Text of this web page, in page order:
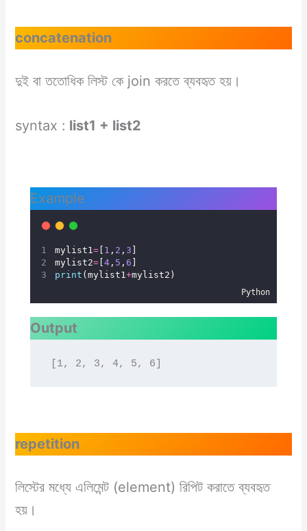
concatenation
দুই বা ততোধিক লিস্ট কে join করতে ব্যবহৃত হয়।
syntax : list1 + list2
Example
mylist1=[ 1 , 2 , 3
mylist2=[ 4, 5 , 6
print (mylist1+mylist2)
Python
Output
[1, 2, 3, 4, 5, 6]
repetition
লিস্টের মধ্যে এলিমেন্ট (element) রিপিট করাতে ব্যবহৃত
হয়।